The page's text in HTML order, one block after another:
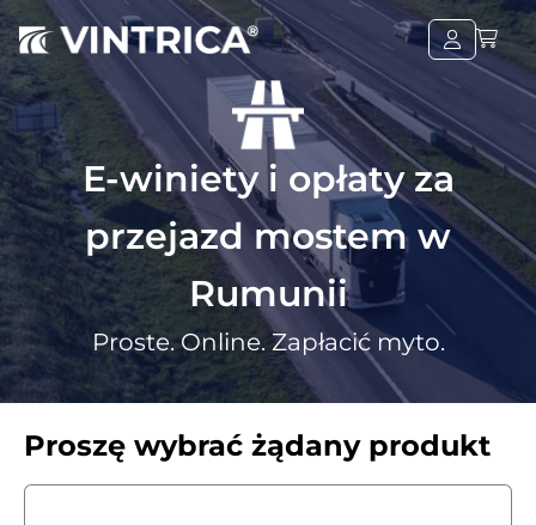
E-winiety i opłaty za
przejazd mostem w
Rumunii
Proste. Online. Zapłacić myto.
Proszę wybrać żądany produkt